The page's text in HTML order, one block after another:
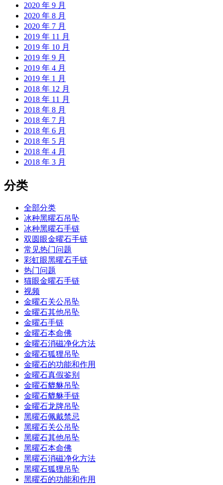
2020 年 9 月
2020 年 8 月
2020 年 7 月
2019 年 11 月
2019 年 10 月
2019 年 9 月
2019 年 4 月
2019 年 1 月
2018 年 12 月
2018 年 11 月
2018 年 8 月
2018 年 7 月
2018 年 6 月
2018 年 5 月
2018 年 4 月
2018 年 3 月
分类
全部分类
冰种黑曜石吊坠
冰种黑曜石手链
双圆眼金曜石手链
常见热门问题
彩虹眼黑曜石手链
热门问题
猫眼金曜石手链
视频
金曜石关公吊坠
金曜石其他吊坠
金曜石手链
金曜石本命佛
金曜石消磁净化方法
金曜石狐狸吊坠
金曜石的功能和作用
金曜石真假鉴别
金曜石貔貅吊坠
金曜石貔貅手链
金曜石龙牌吊坠
黑曜石佩戴禁忌
黑曜石关公吊坠
黑曜石其他吊坠
黑曜石本命佛
黑曜石消磁净化方法
黑曜石狐狸吊坠
黑曜石的功能和作用